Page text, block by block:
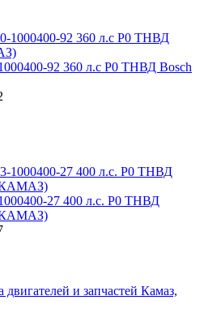
92 360 л.с Р0 ТНВД Bosch
27 400 л.с. Р0 ТНВД
КАМАЗ)